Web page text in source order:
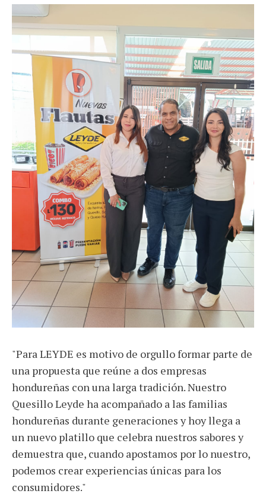
"Para LEYDE es motivo de orgullo formar parte de
una propuesta que reúne a dos empresas
hondureñas con una larga tradición. Nuestro
Quesillo Leyde ha acompañado a las familias
hondureñas durante generaciones y hoy llega a
un nuevo platillo que celebra nuestros sabores y
demuestra que, cuando apostamos por lo nuestro,
podemos crear experiencias únicas para los
consumidores."